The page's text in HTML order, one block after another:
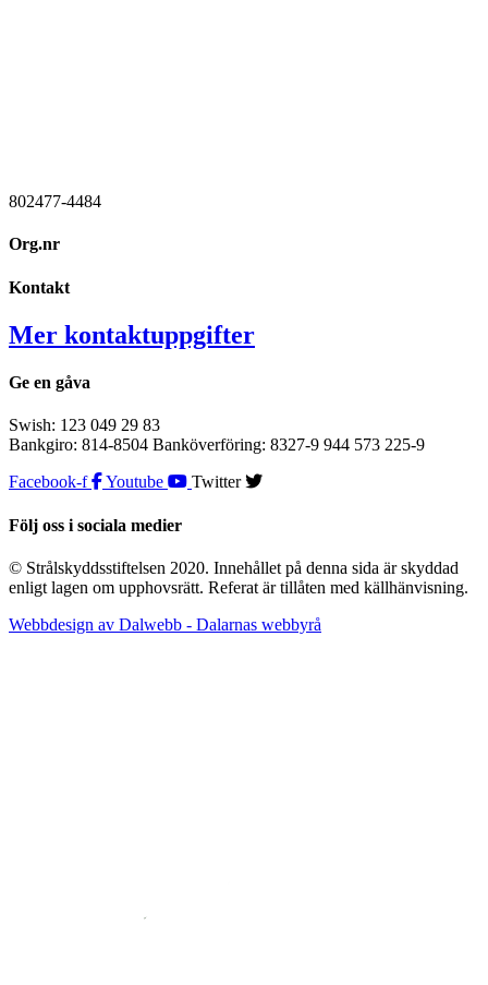
802477-4484
Org.nr
Kontakt
Mer kontaktuppgifter
Ge en gåva
Swish: 123 049 29 83
Bankgiro: 814-8504 Banköverföring: 8327-9 944 573 225-9
Facebook-f
Youtube Twitter
Följ oss i sociala medier
© Strålskyddsstiftelsen 2020. Innehållet på denna sida är skyddad
enligt lagen om upphovsrätt. Referat är tillåten med källhänvisning.
Webbdesign av Dalwebb - Dalarnas webbyrå